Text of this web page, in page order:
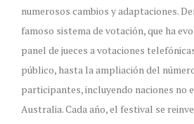
numerosos cambios y adaptaciones.
famoso sistema de votación, que ha
panel de jueces a votaciones
público, hasta la ampliación del
participantes, incluyendo naciones no
Australia. Cada año, el festival se